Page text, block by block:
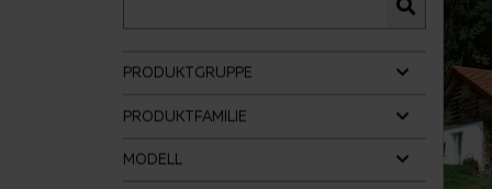
PRODUKTGRUPPE
PRODUKTFAMILIE
MODELL